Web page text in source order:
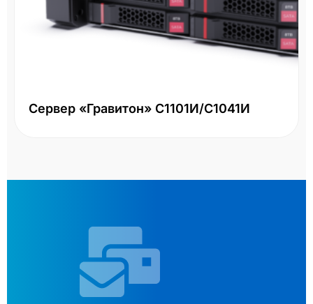
Сервер «Гравитон» С1101И/С1041И